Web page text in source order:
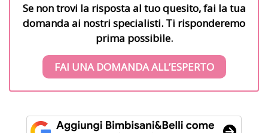
Se non trovi la risposta al tuo quesito, fai la tua
domanda ai nostri specialisti. Ti risponderemo
prima possibile.
FAI UNA DOMANDA ALL’ESPERTO